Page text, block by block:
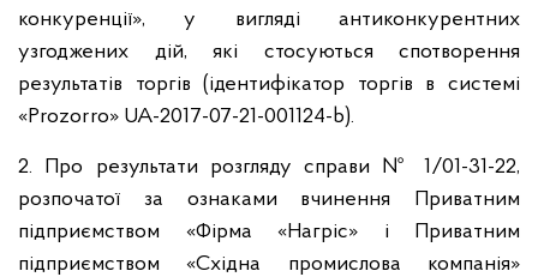
конкуренції», у вигляді антиконкурентних
узгоджених дій, які стосуються спотворення
результатів торгів (ідентифікатор торгів в системі
«Prozorro» UA-2017-07-21-001124-b).
2. Про результати розгляду справи № 1/01-31-22,
розпочатої за ознаками вчинення Приватним
підприємством «Фірма «Нагріс» і Приватним
підприємством «Східна промислова компанія»